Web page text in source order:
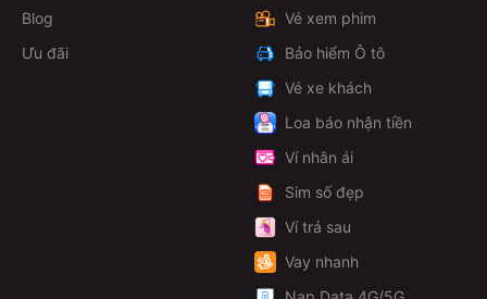
Blog
Ưu đãi
Vé xem phim
Bảo hiểm Ô tô
Vé xe khách
Loa báo nhận tiền
Ví nhân ái
Sim số đẹp
Ví trả sau
Vay nhanh